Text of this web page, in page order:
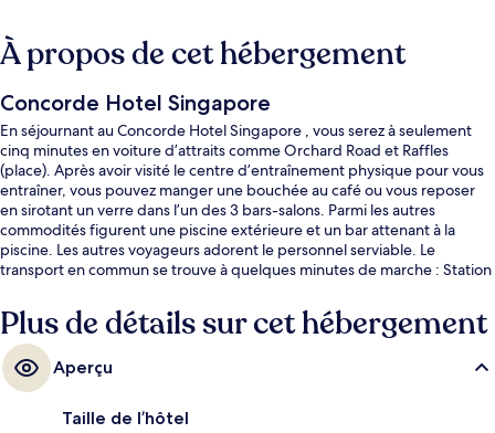
À propos de cet hébergement
Concorde Hotel Singapore
En séjournant au Concorde Hotel Singapore , vous serez à seulement
cinq minutes en voiture d’attraits comme Orchard Road et Raffles
(place). Après avoir visité le centre d’entraînement physique pour vous
entraîner, vous pouvez manger une bouchée au café ou vous reposer
en sirotant un verre dans l’un des 3 bars-salons. Parmi les autres
commodités figurent une piscine extérieure et un bar attenant à la
piscine. Les autres voyageurs adorent le personnel serviable. Le
transport en commun se trouve à quelques minutes de marche : Station
Plus de détails sur cet hébergement
Aperçu
Taille de l’hôtel